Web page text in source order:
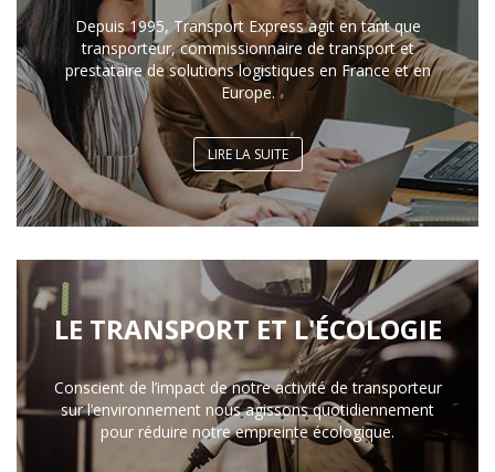
Depuis 1995, Transport Express agit en tant que
transporteur, commissionnaire de transport et
prestataire de solutions logistiques en France et en
Europe.
LIRE LA SUITE
LE TRANSPORT ET L'ÉCOLOGIE
Conscient de l’impact de notre activité de transporteur
sur l’environnement nous agissons quotidiennement
pour réduire notre empreinte écologique.